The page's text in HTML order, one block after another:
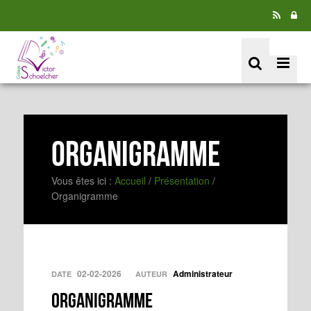
Organigramme
Vous êtes ici : Accueil / Présentation /
Organigramme
DATE 02-02-2026 AUTEUR Administrateur
Organigramme